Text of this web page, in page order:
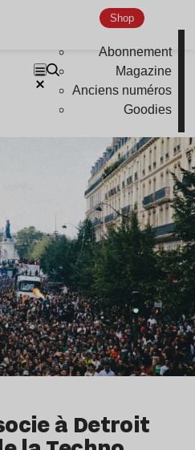
Shop
Abonnement
Magazine
Anciens numéros
Goodies
à Detroit